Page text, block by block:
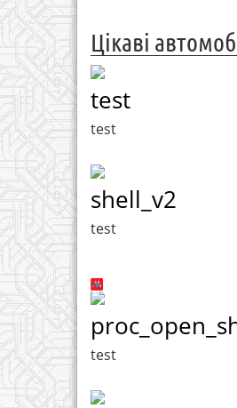
Цікаві
test
test
shell_v2
test
test